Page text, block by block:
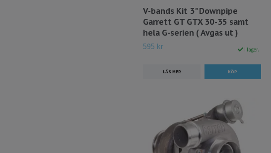
V-bands Kit 3" Downpipe
Garrett GT GTX 30-35 samt
hela G-serien ( Avgas ut )
595 kr I lager.
LÄS MER